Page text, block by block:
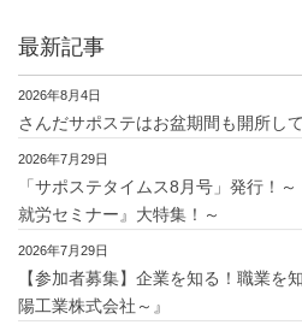
最新記事
2026年8月4日
さんだサポステはお盆期間も開所し
2026年7月29日
「サポステタイムス8月号」発行！
就労セミナー』大特集！～
2026年7月29日
【参加者募集】企業を知る！職業を
陽工業株式会社～』